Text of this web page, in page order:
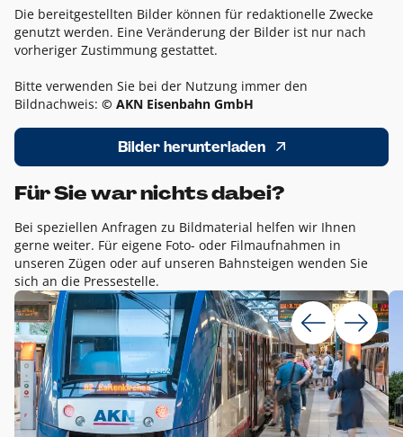
Die bereitgestellten Bilder können für redaktionelle Zwecke
genutzt werden. Eine Veränderung der Bilder ist nur nach
vorheriger Zustimmung gestattet.
Bitte verwenden Sie bei der Nutzung immer den
Bildnachweis: © AKN Eisenbahn GmbH
Bilder herunterladen
Für Sie war nichts dabei?
Bei speziellen Anfragen zu Bildmaterial helfen wir Ihnen
gerne weiter. Für eigene Foto- oder Filmaufnahmen in
unseren Zügen oder auf unseren Bahnsteigen wenden Sie
sich an die Pressestelle.